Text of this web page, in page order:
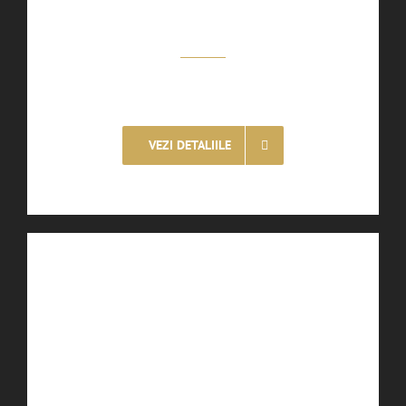
VEZI DETALIILE